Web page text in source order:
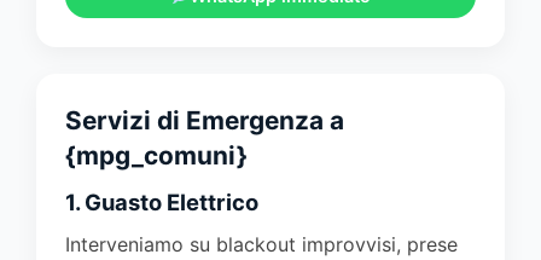
Servizi di Emergenza a
{mpg_comuni}
1. Guasto Elettrico
Interveniamo su blackout improvvisi, prese